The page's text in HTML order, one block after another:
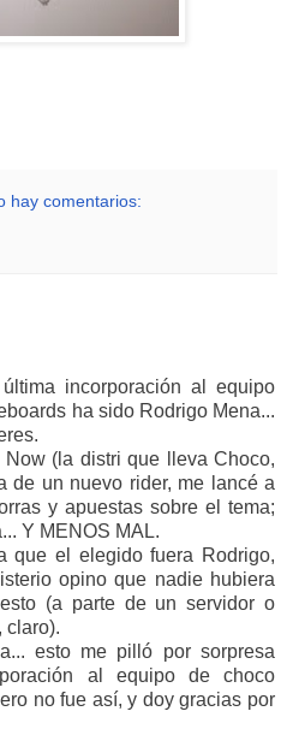
hay comentarios:
incorporación al equipo
ha sido Rodrigo Mena...
(la distri que lleva Choco,
de un nuevo rider, me lancé a
y apuestas sobre el tema;
Y MENOS MAL.
que el elegido fuera Rodrigo,
opino que nadie hubiera
(a parte de un servidor o
claro).
esto me pilló por sorpresa
al equipo de choco
no fue así, y doy gracias por